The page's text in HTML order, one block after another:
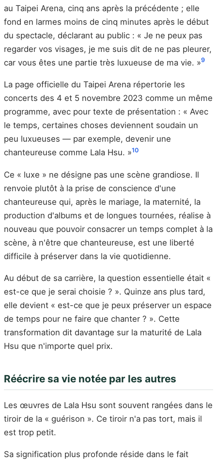
au Taipei Arena, cinq ans après la précédente ; elle
fond en larmes moins de cinq minutes après le début
du spectacle, déclarant au public : « Je ne peux pas
regarder vos visages, je me suis dit de ne pas pleurer,
car vous êtes une partie très luxueuse de ma vie. »9
La page officielle du Taipei Arena répertorie les
concerts des 4 et 5 novembre 2023 comme un même
programme, avec pour texte de présentation : « Avec
le temps, certaines choses deviennent soudain un
peu luxueuses — par exemple, devenir une
chanteureuse comme Lala Hsu. »10
Ce « luxe » ne désigne pas une scène grandiose. Il
renvoie plutôt à la prise de conscience d'une
chanteureuse qui, après le mariage, la maternité, la
production d'albums et de longues tournées, réalise à
nouveau que pouvoir consacrer un temps complet à la
scène, à n'être que chanteureuse, est une liberté
difficile à préserver dans la vie quotidienne.
Au début de sa carrière, la question essentielle était «
est-ce que je serai choisie ? ». Quinze ans plus tard,
elle devient « est-ce que je peux préserver un espace
de temps pour ne faire que chanter ? ». Cette
transformation dit davantage sur la maturité de Lala
Hsu que n'importe quel prix.
Réécrire sa vie notée par les autres
Les œuvres de Lala Hsu sont souvent rangées dans le
tiroir de la « guérison ». Ce tiroir n'a pas tort, mais il
est trop petit.
Sa signification plus profonde réside dans le fait